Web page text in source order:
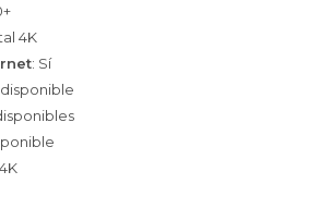
4K
: Sí
disponible